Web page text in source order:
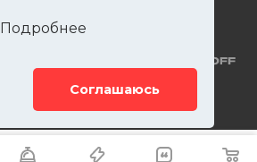
Подробнее
Соглашаюсь